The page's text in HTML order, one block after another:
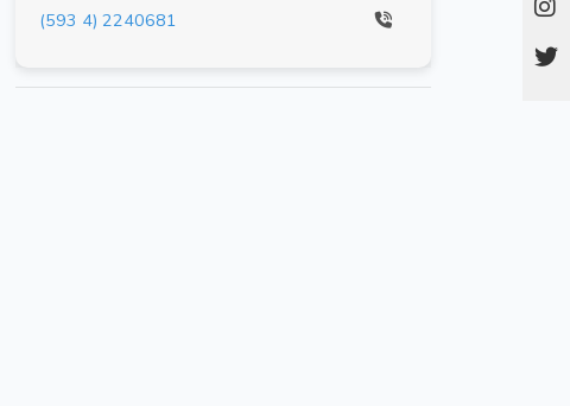
(593 4) 2240681